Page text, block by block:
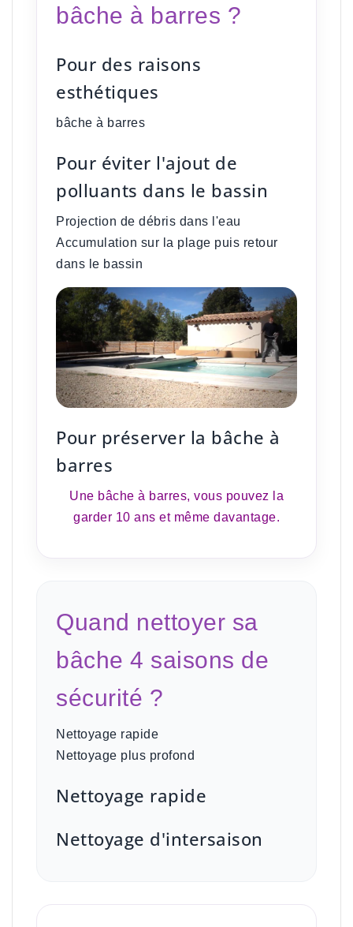
bâche à barres ?
Pour des raisons
esthétiques
bâche à barres
Pour éviter l'ajout de
polluants dans le bassin
Projection de débris dans l'eau
Accumulation sur la plage puis retour
dans le bassin
Pour préserver la bâche à
barres
Une bâche à barres, vous pouvez la
garder 10 ans et même davantage.
Quand nettoyer sa
bâche 4 saisons de
sécurité ?
Nettoyage rapide
Nettoyage plus profond
Nettoyage rapide
Nettoyage d'intersaison